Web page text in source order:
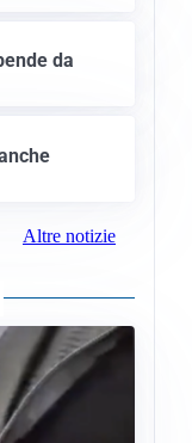
da
Altre notizie